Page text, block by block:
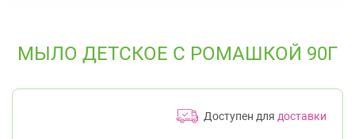
МЫЛО ДЕТСКОЕ С РОМАШКОЙ 90Г
Доступен для доставки